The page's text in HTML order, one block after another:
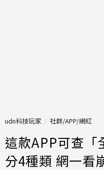
udn科技玩家 社群/APP/網紅
這款APP可查「
分4種類 網一看